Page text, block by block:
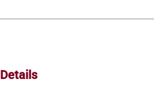
Details